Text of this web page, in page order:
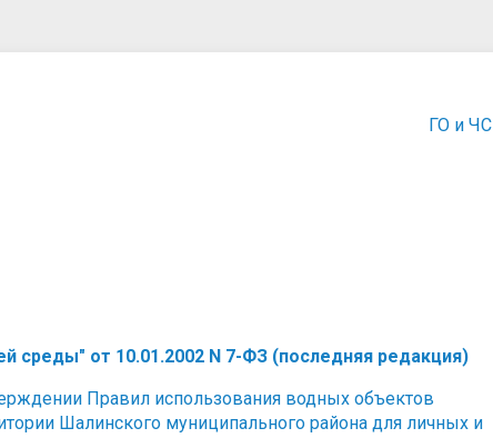
ГО и ЧС
от 10.01.2002 N 7-ФЗ (последняя редакция)
Правил использования водных объектов
Шалинского муниципального района для личных и